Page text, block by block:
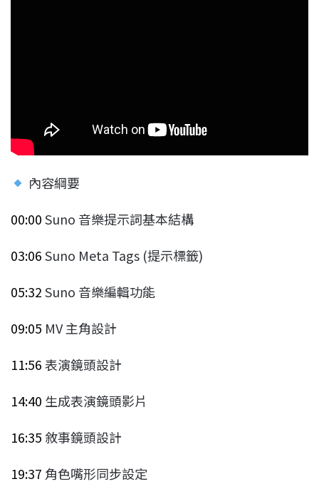
內容綱要
00:00Suno 音樂提示詞基本結構
03:06Suno Meta Tags (提示標籤)
05:32Suno 音樂編輯功能
09:05 MV 主角設計
11:56表演鏡頭設計
14:40 生成表演鏡頭影片
16:35 敘事鏡頭設計
19:37 角色嘴形同步設定